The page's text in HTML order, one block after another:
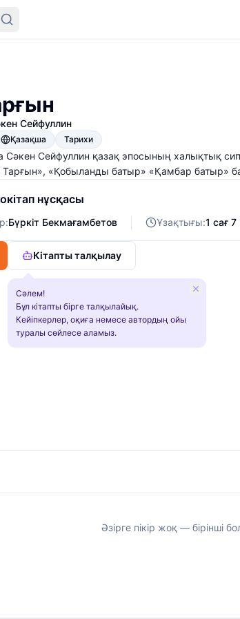
Сейфуллин
Қазақша Тарихи
Сәкен Сейфуллин қазақ эпосының халықтық
Тарғын», «Қобыланды батыр» «Қамбар
нұсқасы
Бүркіт Бекмағамбетов Ұзақтығы:1 сағ
Кітапты талқылау
Сәлем!
Бұл кітапты бірге талқылайық.
Кейіпкерлер, оқиға немесе автордың ойы
туралы сөйлесе аламыз.
Әзірге пікір жоқ — бірінші